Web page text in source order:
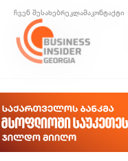
ჩვენ შესახებრეკლამაკონტაქტი